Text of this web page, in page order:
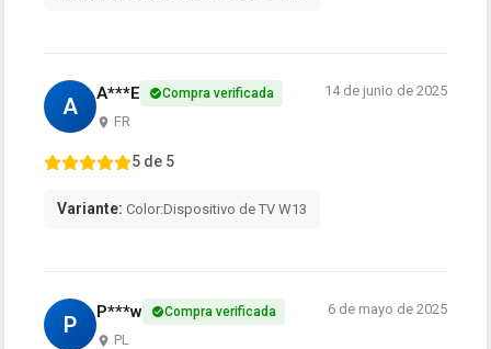
A A***E Compra verificada
FR
14 de junio de 2025
5 de 5
Variante: Color:Dispositivo de TV W13
P P***w Compra verificada
PL
6 de mayo de 2025